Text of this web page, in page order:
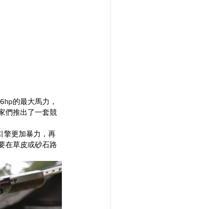
的最大馬力，
們推出了一套競
擎更加暴力，再
在草皮或砂石路